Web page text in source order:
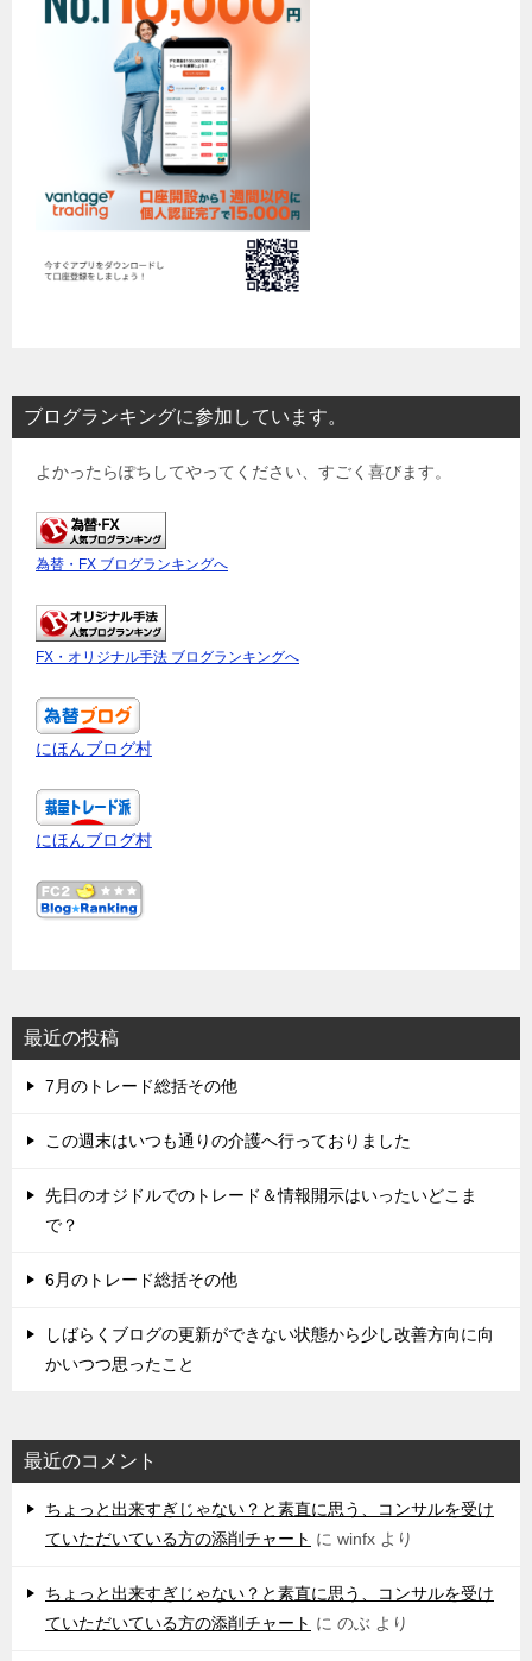
ブログランキングに参加しています。
よかったらぽちしてやってください、すごく喜びます。
為替・FX ブログランキングへ
FX・オリジナル手法 ブログランキングへ
にほんブログ村
にほんブログ村
最近の投稿
7月のトレード総括その他
この週末はいつも通りの介護へ行っておりました
先日のオジドルでのトレード＆情報開示はいったいどこま
で？
6月のトレード総括その他
しばらくブログの更新ができない状態から少し改善方向に向
かいつつ思ったこと
最近のコメント
ちょっと出来すぎじゃない？と素直に思う、コンサルを受け
ていただいている方の添削チャート に winfx より
ちょっと出来すぎじゃない？と素直に思う、コンサルを受け
ていただいている方の添削チャート に のぶ より